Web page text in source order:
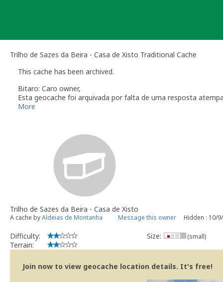
Trilho de Sazes da Beira - Casa de Xisto Traditional Cache
This cache has been archived.
Bitaro: Caro owner,
Esta geocache foi arquivada por falta de uma resposta
Relembro a secção das
Você é responsável por visitas ocasionais à sua
quando alguém reporta um problema com a geocache
"Precisa de Manutenção". Desactive temporariamente
geocache até que tenha resolvido o problema. É-lhe
do qual deverá verificar o estado da sua geocache. Se
temporariamente desactivada por um longo período de
Se no local existe algum recipiente por favor recolha-
Uma vez que se trata de um caso de falta de manutenção a
conta este arquivamento por falta de manutenção.
Bitaro aka Vitor Sérgio
Geocaching.com Volunteer Geocache Reviewer
Revisor Voluntário em Geocaching.com
More
Trilho de Sazes da Beira - Casa de Xisto
A cache byAldeias de Montanha Message this owner Hidden : 10/
Difficulty:
Terrain:
Size: (small)
Join now to view geocache location details. It's free!